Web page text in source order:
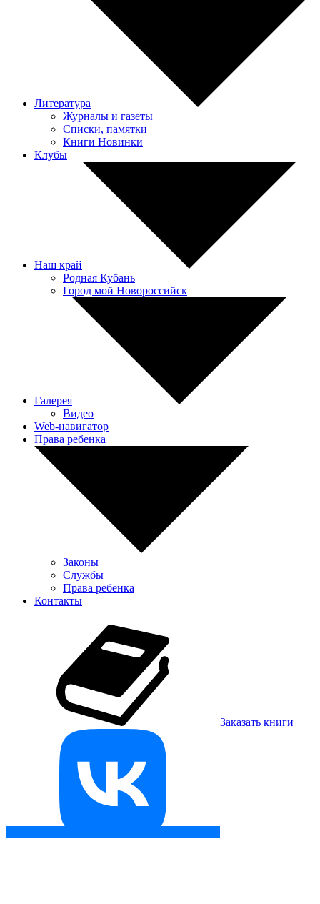
Литература
Журналы и газеты
Списки, памятки
Книги Новинки
Клубы
Наш край
Родная Кубань
Город мой Новороссийск
Галерея
Видео
Web-навигатор
Права ребенка
Законы
Службы
Права ребенка
Контакты
Заказать книги